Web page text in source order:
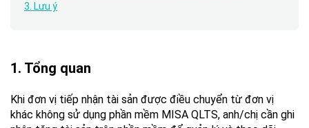
3. Lưu ý
1. Tổng quan
Khi đơn vị tiếp nhận tài sản được điều chuyển từ đơn vị
khác không sử dụng phần mềm MISA QLTS, anh/chị cần ghi